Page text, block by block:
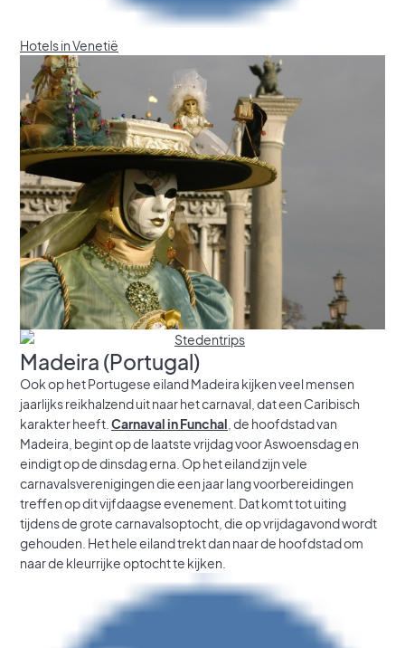
Hotels in Venetië
Madeira (Portugal)
Ook op het Portugese eiland Madeira kijken veel mensen
jaarlijks reikhalzend uit naar het carnaval, dat een Caribisch
karakter heeft. Carnaval in Funchal , de hoofdstad van
Madeira, begint op de laatste vrijdag voor Aswoensdag en
eindigt op de dinsdag erna. Op het eiland zijn vele
carnavalsverenigingen die een jaar lang voorbereidingen
treffen op dit vijfdaagse evenement. Dat komt tot uiting
tijdens de grote carnavalsoptocht, die op vrijdagavond wordt
gehouden. Het hele eiland trekt dan naar de hoofdstad om
naar de kleurrijke optocht te kijken.